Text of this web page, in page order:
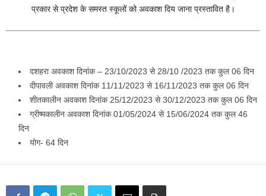
प्रकार से प्रदेश के समस्त स्कूलों को अवकाश दिय जाना प्रस्तावित है।
दशहरा अवकाश दिनांक – 23/10/2023 से 28/10 /2023 तक कुल 06 दिन
दीपावली अवकाश दिनांक 11/11/2023 से 16/11/2023 तक कुल 06 दिन
शीतकालीन अवकाश दिनांक 25/12/2023 से 30/12/2023 तक कुल 06 दिन
ग्रीष्मकालीन अवकाश दिनांक 01/05/2024 से 15/06/2024 तक कुल 46
दिन
योग- 64 दिन